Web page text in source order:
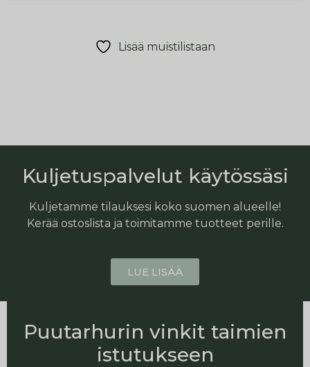
Lisää muistilistaan
Kuljetuspalvelut käytössäsi
Kuljetamme tilauksesi koko suomen alueelle!
Kerää ostoslista ja toimitamme tuotteet perille.
LUE LISÄÄ
Puutarhurin vinkit taimien
istutukseen